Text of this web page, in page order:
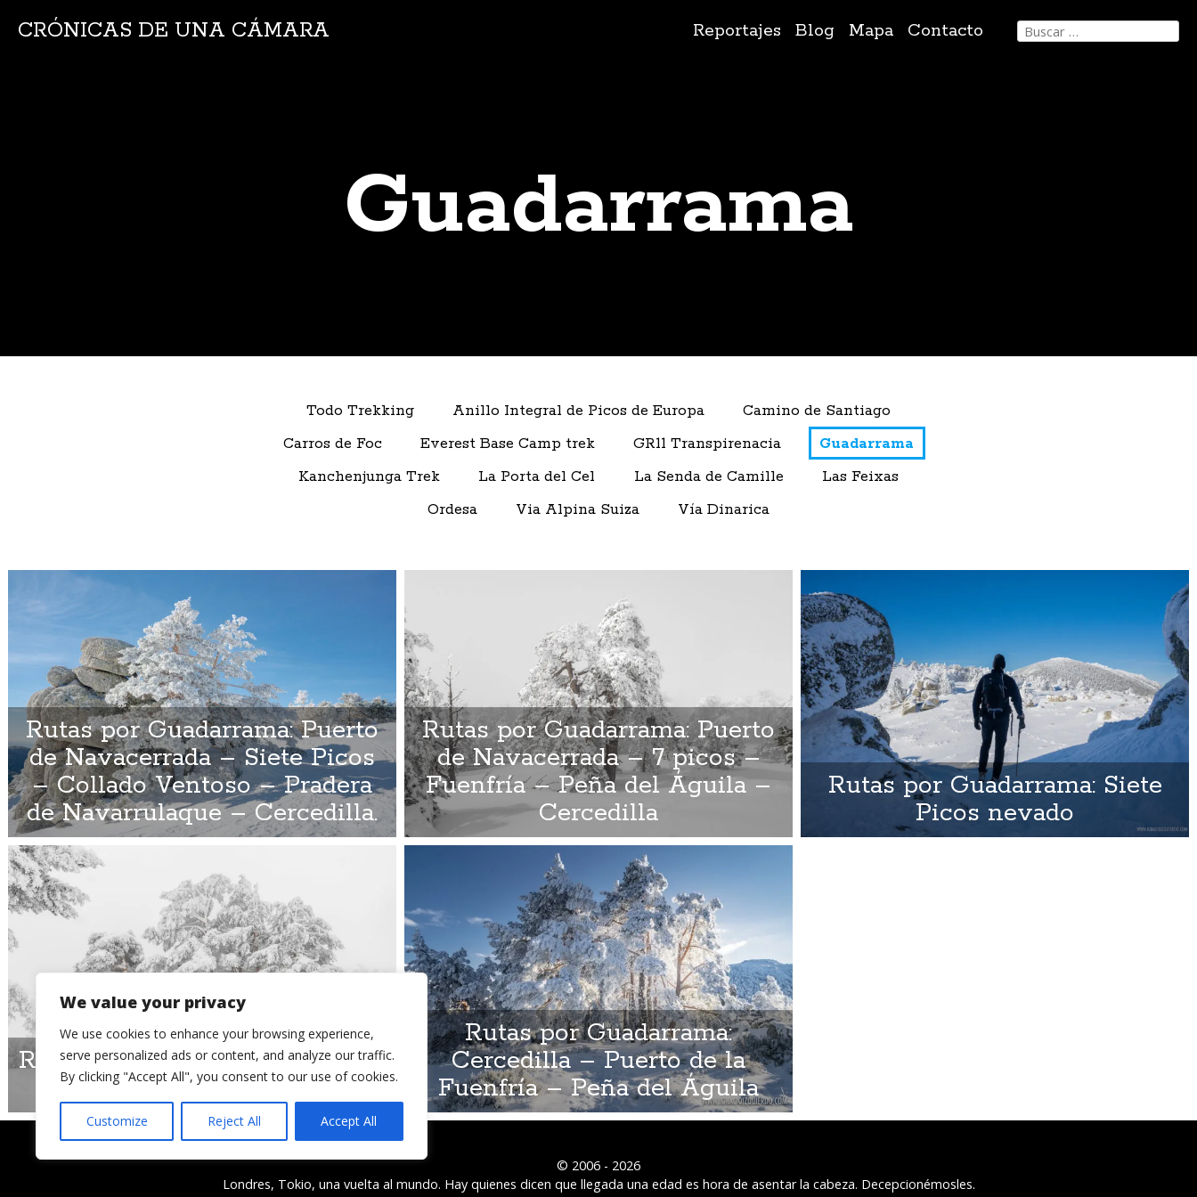
We value your privacy
We use cookies to enhance your browsing experience,
serve personalized ads or content, and analyze our traffic.
By clicking "Accept All", you consent to our use of cookies.
Customize Reject All Accept All
CRÓNICAS DE UNA CÁMARA
IrReportajes Blog Mapa Contacto Buscar:
Guadarrama
Todo Trekking Anillo Integral de Picos de Europa
Camino de Santiago
Carros de Foc
Everest Base Camp trek GR11 Transpirenacia
Guadarrama
Kanchenjunga Trek
La Porta del Cel La Senda de Camille
Las Feixas
Ordesa
Via Alpina Suiza Vía Dinarica
Rutas por Guadarrama: Puerto
de Navacerrada – Siete Picos
– Collado Ventoso – Pradera
de Navarrulaque – Cercedilla.
Rutas por Guadarrama: Puerto
de Navacerrada – 7 picos –
Fuenfría – Peña del Águila –
Cercedilla
Rutas por Guadarrama: Siete
Picos nevado
Rutas por Guadarrama: Camino
Schmidt nevado
Rutas por Guadarrama:
Cercedilla – Puerto de la
Fuenfría – Peña del Águila
© 2006 - 2026
Londres, Tokio, una vuelta al mundo. Hay quienes dicen que llegada una edad es hora de asentar la cabeza. Decepcionémosles.